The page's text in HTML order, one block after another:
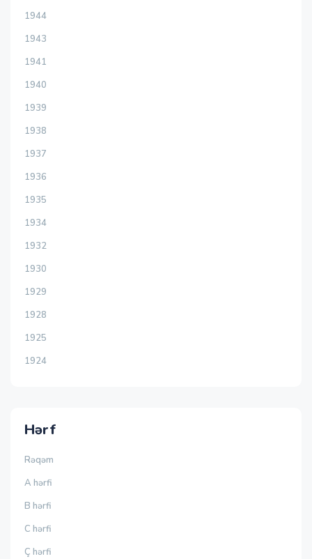
1944
1943
1941
1940
1939
1938
1937
1936
1935
1934
1932
1930
1929
1928
1925
1924
Hərf
Rəqəm
A hərfi
B hərfi
C hərfi
Ç hərfi